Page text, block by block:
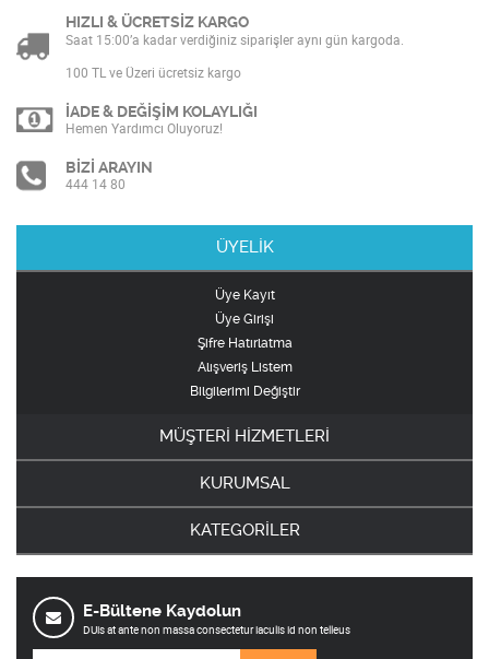
HIZLI & ÜCRETSİZ KARGO
Saat 15:00’a kadar verdiğiniz siparişler aynı gün kargoda.
100 TL ve Üzeri ücretsiz kargo
İADE & DEĞİŞİM KOLAYLIĞI
Hemen Yardımcı Oluyoruz!
BİZİ ARAYIN
444 14 80
ÜYELİK
Üye Kayıt
Üye Girişi
Şifre Hatırlatma
Alışveriş Listem
Bilgilerimi Değiştir
MÜŞTERİ HİZMETLERİ
KURUMSAL
KATEGORİLER
E-Bültene Kaydolun
DUis at ante non massa consectetur iaculis id non telleus